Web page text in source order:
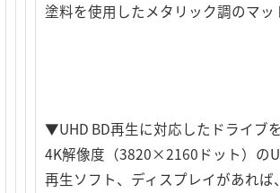
塗料を使用したメタリック調のマ
▼UHD BD再生に対応したドライブ
4K解像度（3820×2160ドット）の
再生ソフト、ディスプレイがあれば